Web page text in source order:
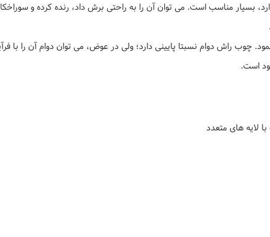
بسیار مناسب است. می توان آن را به راحتی برش داد، رنده کرده و
چوب راش دوام نسبتا پایینی دارد؛ ولی در عوض، می توان دوام آن را با
است.
لایه های متعدد